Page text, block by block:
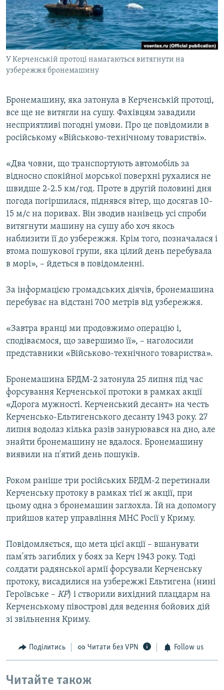
ВІДЕОУРОКИ «ELIFBE»
СВІДЧЕННЯ ОКУПАЦІЇ
УКРАЇНСЬКА ПРОБЛЕМА КРИМУ
ІНФОГРАФІКА
Русский
Qırımtatar
ДОЛУЧАЙСЯ!
Усі сайти RFE/RL
У Керченській протоці намагаються витягнути на
узбережжя бронемашину
Бронемашину, яка затонула в Керченській протоці,
все ще не витягли на сушу. Фахівцям завадили
несприятливі погодні умови. Про це повідомили в
російському «Військово-технічному товаристві».
«Два човни, що транспортують автомобіль за
відносно спокійної морської поверхні рухалися не
швидше 2-2.5 км/год. Проте в другій половині дня
погода погіршилася, піднявся вітер, що досягав 10-
15 м/с на поривах. Він зводив нанівець усі спроби
витягнути машину на сушу або хоч якось
наблизити її до узбережжя. Крім того, позначалася і
втома пошукової групи, яка цілий день перебувала
в морі», – йдеться в повідомленні.
За інформацією громадських діячів, бронемашина
перебуває на відстані 700 метрів від узбережжя.
«Завтра вранці ми продовжимо операцію і,
сподіваємося, що завершимо її», – наголосили
представники «Військово-технічного товариства».
Бронемашина БРДМ-2 затонула 25 липня під час
форсування Керченської протоки в рамках акції
«Дорога мужності. Керченський десант» на честь
Керченсько-Ельтигенського десанту 1943 року. 27
липня водолаз кілька разів занурювався на дно, але
знайти бронемашину не вдалося. Бронемашину
виявили на п'ятий день пошуків.
Роком раніше три російських БРДМ-2 перетинали
Керченську протоку в рамках тієї ж акції, при
цьому одна з бронемашин заглохла. Їй на допомогу
прийшов катер управління МНС Росії у Криму.
Повідомляється, що мета цієї акції – вшанувати
пам'ять загиблих у боях за Керч 1943 року. Тоді
солдати радянської армії форсували Керченську
протоку, висадилися на узбережжі Ельтигена (нині
Героївське – КР) і створили вихідний плацдарм на
Керченському півострові для ведення бойових дій
зі звільнення Криму.
Поділитись Читати без VPN Follow us
Читайте також